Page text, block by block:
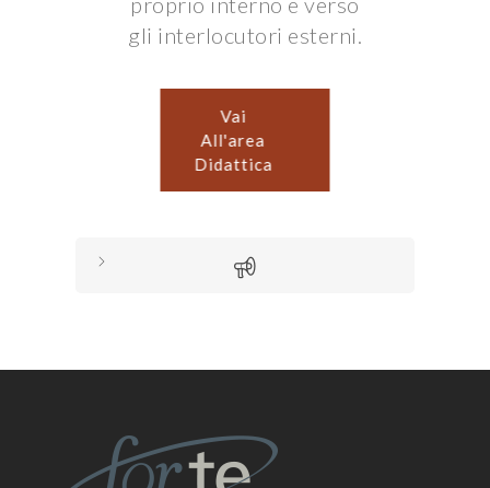
gli interlocutori esterni.
Vai
All'area
Didattica